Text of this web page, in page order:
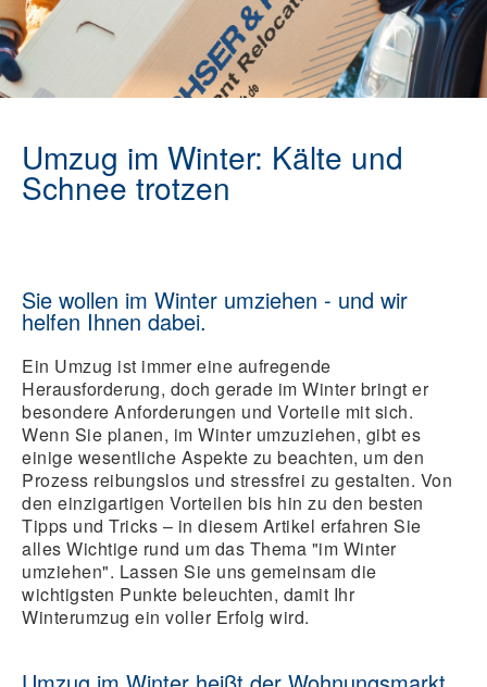
Umzug im Winter: Kälte und
Schnee trotzen
Sie wollen im Winter umziehen - und wir
helfen Ihnen dabei.
Ein Umzug ist immer eine aufregende
Herausforderung, doch gerade im Winter bringt er
besondere Anforderungen und Vorteile mit sich.
Wenn Sie planen, im Winter umzuziehen, gibt es
einige wesentliche Aspekte zu beachten, um den
Prozess reibungslos und stressfrei zu gestalten. Von
den einzigartigen Vorteilen bis hin zu den besten
Tipps und Tricks – in diesem Artikel erfahren Sie
alles Wichtige rund um das Thema "im Winter
umziehen". Lassen Sie uns gemeinsam die
wichtigsten Punkte beleuchten, damit Ihr
Winterumzug ein voller Erfolg wird.